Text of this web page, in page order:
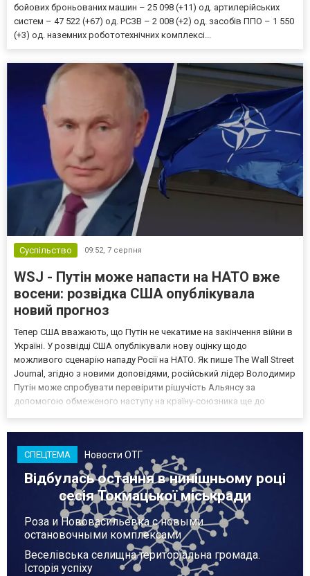
бойових броньованих машин – 25 098 (+11) од. артилерійських
систем – 47 522 (+67) од. РСЗВ – 2 008 (+2) од. засобів ППО – 1 550
(+3) од. наземних робототехнічних комплексі...
Суспільство 09:52, 7 серпня
WSJ - Путін може напасти на НАТО вже
восени: розвідка США опублікувала
новий прогноз
Тепер США вважають, що Путін не чекатиме на закінчення війни в
Україні. У розвідці США опублікували нову оцінку щодо
можливого сценарію нападу Росії на НАТО. Як пише The Wall Street
Journal, згідно з новими доповідями, російський лідер Володимир
Путін може спробувати перевірити рішучість Альянсу за
допомогою обмеженого наступу на країну-союзника ще до
СПЕЦТЕМА Новости ОТГ
Відбулась остання в нинішньому році
сесія Токмацької міськради
Роза и Нововасильевка с новыми
остановочными комплексами
Веселівська селищна територіальна громада.
Історія успіху